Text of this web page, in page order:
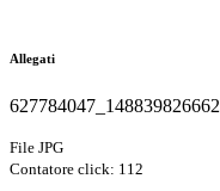
Allegati
File JPG
Contatore click: 112